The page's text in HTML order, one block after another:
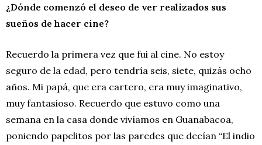
¿Dónde comenzó el deseo de ver realizados sus
sueños de hacer cine?
Recuerdo la primera vez que fui al cine. No estoy
seguro de la edad, pero tendría seis, siete, quizás ocho
años. Mi papá, que era cartero, era muy imaginativo,
muy fantasioso. Recuerdo que estuvo como una
semana en la casa donde vivíamos en Guanabacoa,
poniendo papelitos por las paredes que decían “El indio